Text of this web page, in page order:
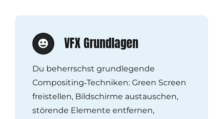
VFX Grundlagen
Du beherrschst grundlegende
Compositing‑Techniken: Green Screen
freistellen, Bildschirme austauschen,
störende Elemente entfernen,